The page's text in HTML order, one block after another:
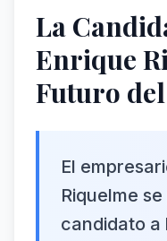
La
Enrique
Futuro
El
Riquelme
candidato a